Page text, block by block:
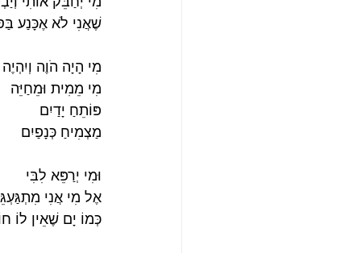
שֶׁאֲנִי לֹא אֶכָּנַע
מִי הָיָה הֹוֶה וְיִהְיֶה
מִי מֵמִית וּמֵחַיֵּה
פּוֹתֵחַ יָדַיִם
מַצְמִיחַ כְּנָפַיִם
וּמִי יְרַפֵּא לִבִּי
אֶל מִי אֲנִי
כְּמוֹ יָם שֶׁאֵין לוֹ